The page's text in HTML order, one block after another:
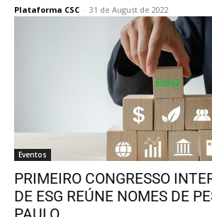
Plataforma CSC - 31 de August de 2022
Eventos
PRIMEIRO CONGRESSO
DE ESG REÚNE NOMES DE